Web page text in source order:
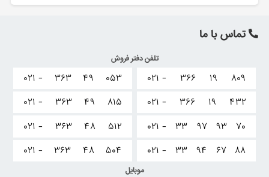
تماس با ما
تلفن دفتر فروش
۰۲۱ - ۳۶۶ ۱۹
۸۰۹
۰۲۱ -
۳۶۶ ۱۹
۴۳۲
۰۲۱ -
۳۳ ۹۷ ۹۳
۷۰
۰۲۱ -
۳۳ ۹۴ ۶۷ ۸۸
۰۲۱ - ۳۶۳ ۴۹
۰۵۳
۰۲۱ -
۳۶۳ ۴۹
۸۱۵
۰۲۱ -
۳۶۳ ۴۸
۵۱۲
۰۲۱ -
۳۶۳ ۴۸ ۵۰۴
موبایل